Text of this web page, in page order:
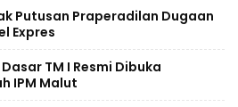
Putusan Praperadilan Dugaan
Expres
TM I Resmi Dibuka
IPM Malut